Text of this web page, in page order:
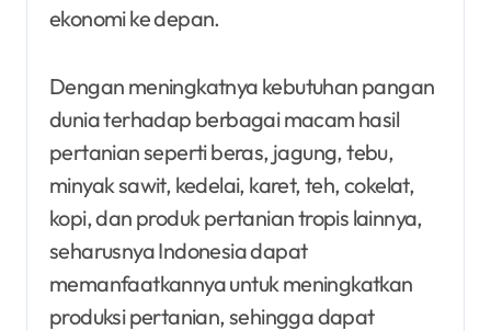
ekonomi ke depan.
Dengan meningkatnya kebutuhan pangan
dunia terhadap berbagai macam hasil
pertanian seperti beras, jagung, tebu,
minyak sawit, kedelai, karet, teh, cokelat,
kopi, dan produk pertanian tropis lainnya,
seharusnya Indonesia dapat
memanfaatkannya untuk meningkatkan
produksi pertanian, sehingga dapat